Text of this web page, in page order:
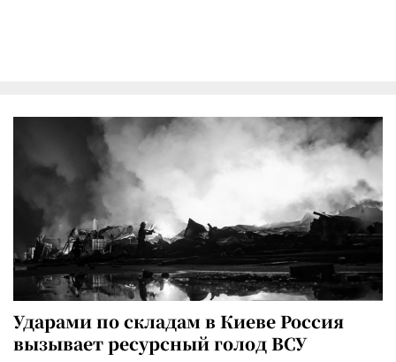
Ударами по складам в Киеве Россия
вызывает ресурсный голод ВСУ